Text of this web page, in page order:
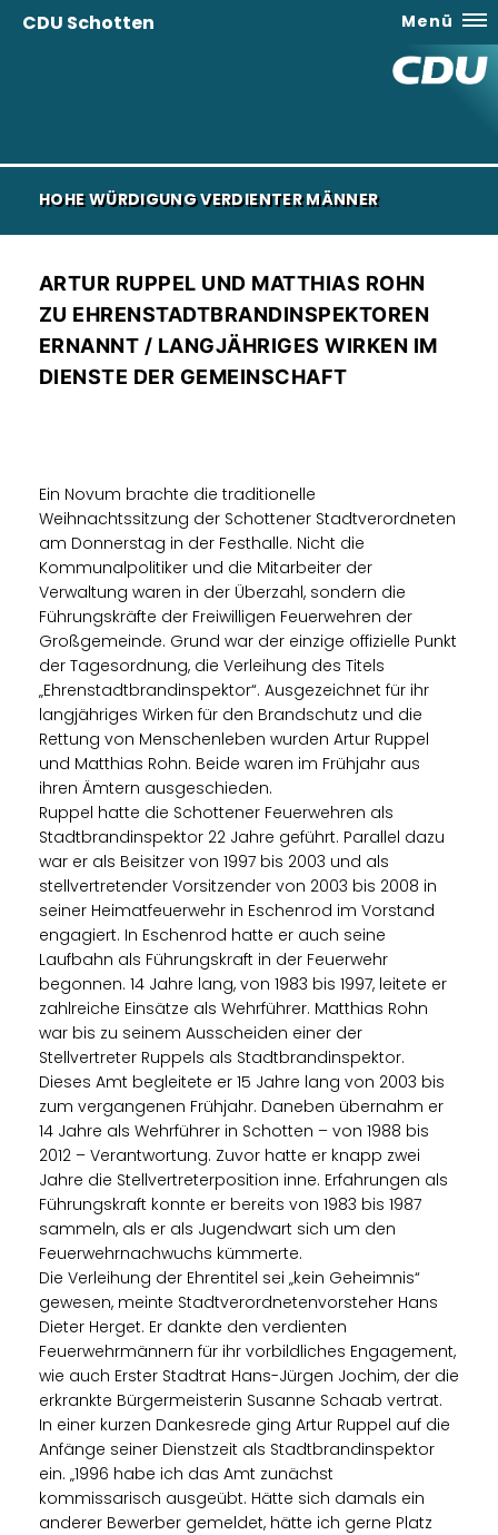
CDU Schotten Menü
HOHE WÜRDIGUNG VERDIENTER MÄNNER
ARTUR RUPPEL UND MATTHIAS ROHN
ZU EHRENSTADTBRANDINSPEKTOREN
ERNANNT / LANGJÄHRIGES WIRKEN IM
DIENSTE DER GEMEINSCHAFT
Ein Novum brachte die traditionelle
Weihnachtssitzung der Schottener Stadtverordneten
am Donnerstag in der Festhalle. Nicht die
Kommunalpolitiker und die Mitarbeiter der
Verwaltung waren in der Überzahl, sondern die
Führungskräfte der Freiwilligen Feuerwehren der
Großgemeinde. Grund war der einzige offizielle Punkt
der Tagesordnung, die Verleihung des Titels
Ehrenstadtbrandinspektor“. Ausgezeichnet für ihr
langjähriges Wirken für den Brandschutz und die
Rettung von Menschenleben wurden Artur Ruppel
und Matthias Rohn. Beide waren im Frühjahr aus
ihren Ämtern ausgeschieden.
Ruppel hatte die Schottener Feuerwehren als
Stadtbrandinspektor 22 Jahre geführt. Parallel dazu
war er als Beisitzer von 1997 bis 2003 und als
stellvertretender Vorsitzender von 2003 bis 2008 in
seiner Heimatfeuerwehr in Eschenrod im Vorstand
engagiert. In Eschenrod hatte er auch seine
Laufbahn als Führungskraft in der Feuerwehr
begonnen. 14 Jahre lang, von 1983 bis 1997, leitete er
zahlreiche Einsätze als Wehrführer. Matthias Rohn
war bis zu seinem Ausscheiden einer der
Stellvertreter Ruppels als Stadtbrandinspektor.
Dieses Amt begleitete er 15 Jahre lang von 2003 bis
zum vergangenen Frühjahr. Daneben übernahm er
14 Jahre als Wehrführer in Schotten – von 1988 bis
2012 – Verantwortung. Zuvor hatte er knapp zwei
Jahre die Stellvertreterposition inne. Erfahrungen als
Führungskraft konnte er bereits von 1983 bis 1987
sammeln, als er als Jugendwart sich um den
Feuerwehrnachwuchs kümmerte.
Die Verleihung der Ehrentitel sei „kein Geheimnis“
gewesen, meinte Stadtverordnetenvorsteher Hans
Dieter Herget. Er dankte den verdienten
Feuerwehrmännern für ihr vorbildliches Engagement,
wie auch Erster Stadtrat Hans-Jürgen Jochim, der die
erkrankte Bürgermeisterin Susanne Schaab vertrat.
In einer kurzen Dankesrede ging Artur Ruppel auf die
Anfänge seiner Dienstzeit als Stadtbrandinspektor
ein. „1996 habe ich das Amt zunächst
kommissarisch ausgeübt. Hätte sich damals ein
anderer Bewerber gemeldet, hätte ich gerne Platz